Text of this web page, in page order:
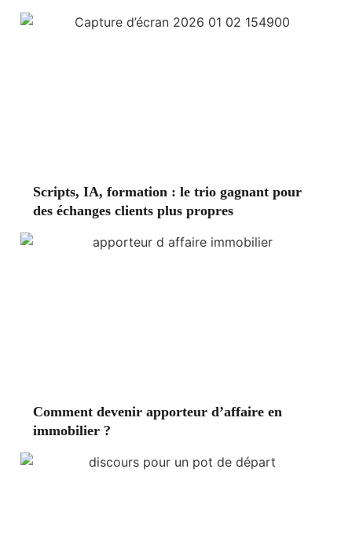
Scripts, IA, formation : le trio gagnant pour
des échanges clients plus propres
Comment devenir apporteur d’affaire en
immobilier ?